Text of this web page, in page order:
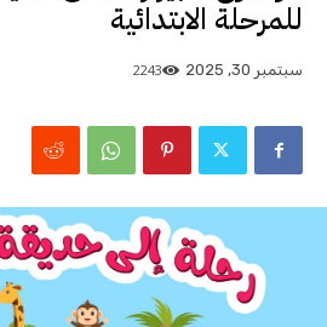
للمرحلة الابتدائية
سبتمبر 30, 2025 2243